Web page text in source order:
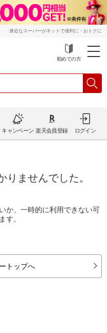
身近なスーパーがネットで便利に・おトクに
初めての方
キャンペーン 楽天会員登録 ログイン
りませんでした。
か、一時的に利用できない可
す。
トップへ